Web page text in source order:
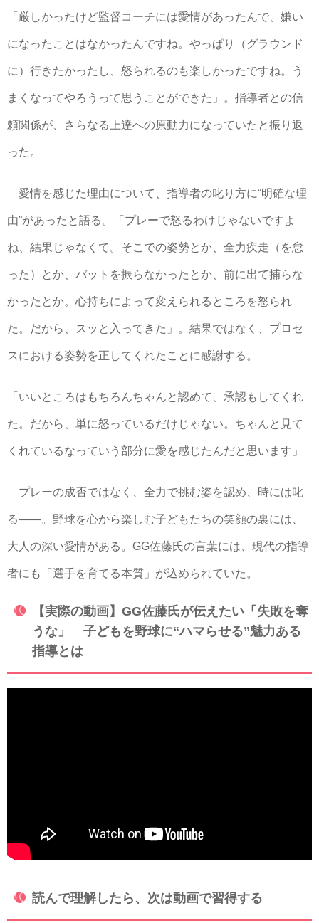
「厳しかったけど監督コーチには愛情があったんで、嫌い
になったことはなかったんですね。やっぱり（グラウンド
に）行きたかったし、怒られるのも楽しかったですね。う
まくなってやろうって思うことができた」。指導者との信
頼関係が、さらなる上達への原動力になっていたと振り返
った。
愛情を感じた理由について、指導者の叱り方に“明確な理
由”があったと語る。「プレーで怒るわけじゃないですよ
ね、結果じゃなくて。そこでの姿勢とか、全力疾走（を怠
った）とか、バットを振らなかったとか、前に出て捕らな
かったとか。心持ちによって変えられるところを怒られ
た。だから、スッと入ってきた」。結果ではなく、プロセ
スにおける姿勢を正してくれたことに感謝する。
「いいところはもちろんちゃんと認めて、承認もしてくれ
た。だから、単に怒っているだけじゃない。ちゃんと見て
くれているなっていう部分に愛を感じたんだと思います」
プレーの成否ではなく、全力で挑む姿を認め、時には叱
る――。野球を心から楽しむ子どもたちの笑顔の裏には、
大人の深い愛情がある。GG佐藤氏の言葉には、現代の指導
者にも「選手を育てる本質」が込められていた。
【実際の動画】GG佐藤氏が伝えたい「失敗を奪
うな」 子どもを野球に“ハマらせる”魅力ある
指導とは
読んで理解したら、次は動画で習得する